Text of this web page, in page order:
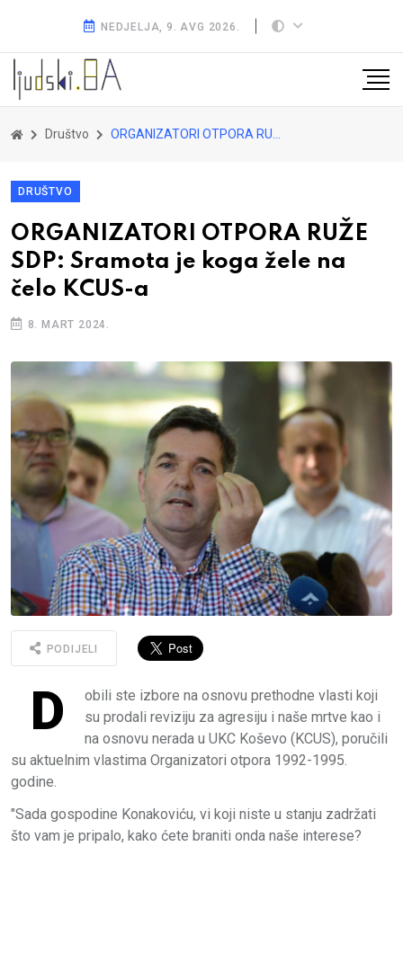
NEDJELJA, 9. AVG 2026.
Društvo ORGANIZATORI OTPORA RUŽE SDP: Sramota je koga žele na čelo KCUS-a
DRUŠTVO
ORGANIZATORI OTPORA RUŽE
SDP: Sramota je koga žele na
čelo KCUS-a
8. MART 2024.
PODIJELI
D
obili ste izbore na osnovu prethodne vlasti koji
su prodali reviziju za agresiju i naše mrtve kao i
na osnovu nerada u UKC Koševo (KCUS), poručili
su aktuelnim vlastima Organizatori otpora 1992-1995.
godine.
"Sada gospodine Konakoviću, vi koji niste u stanju zadržati
što vam je pripalo, kako ćete braniti onda naše interese?